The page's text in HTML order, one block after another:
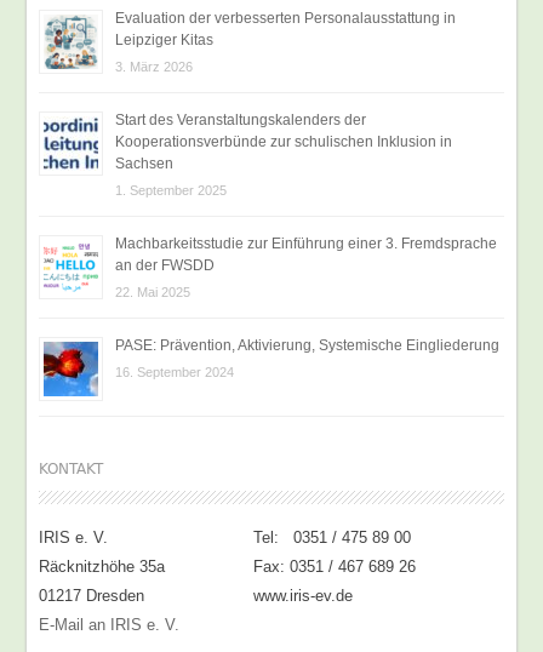
Evaluation der verbesserten Personalausstattung in
Leipziger Kitas
3. März 2026
Start des Veranstaltungskalenders der
Kooperationsverbünde zur schulischen Inklusion in
Sachsen
1. September 2025
Machbarkeitsstudie zur Einführung einer 3. Fremdsprache
an der FWSDD
22. Mai 2025
PASE: Prävention, Aktivierung, Systemische Eingliederung
16. September 2024
KONTAKT
IRIS e. V.
Tel: 0351 / 475 89 00
Räcknitzhöhe 35a
Fax: 0351 / 467 689 26
01217 Dresden
www.iris-ev.de
E-Mail an IRIS e. V.